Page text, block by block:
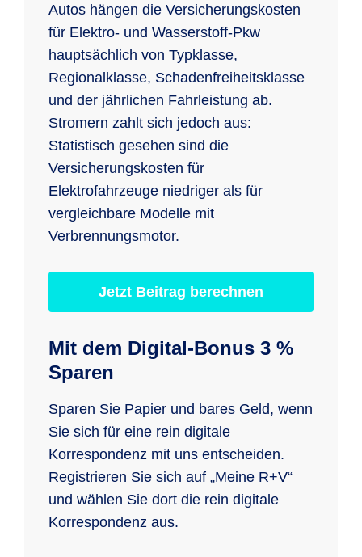
Autos hängen die Versicherungskosten
für Elektro- und Wasserstoff-Pkw
hauptsächlich von Typklasse,
Regionalklasse, Schadenfreiheitsklasse
und der jährlichen Fahrleistung ab.
Stromern zahlt sich jedoch aus:
Statistisch gesehen sind die
Versicherungskosten für
Elektrofahrzeuge niedriger als für
vergleichbare Modelle mit
Verbrennungsmotor.
Jetzt Beitrag berechnen
Mit dem Digital-Bonus 3 %
Sparen
Sparen Sie Papier und bares Geld, wenn
Sie sich für eine rein digitale
Korrespondenz mit uns entscheiden.
Registrieren Sie sich auf „Meine R+V“
und wählen Sie dort die rein digitale
Korrespondenz aus.